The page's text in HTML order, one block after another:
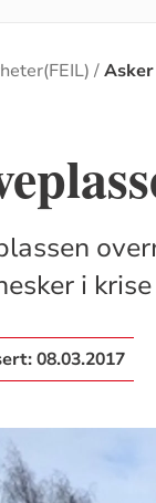
i
08.03.2017